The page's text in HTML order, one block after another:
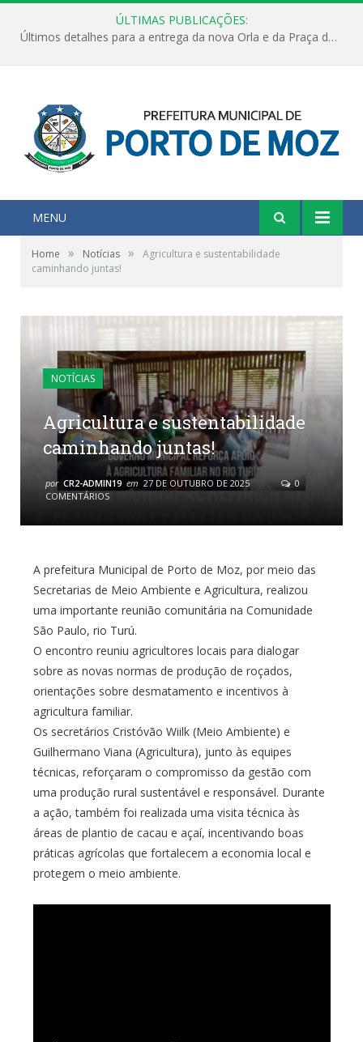
ÚLTIMAS PUBLICAÇÕES:
Últimos detalhes para a entrega da nova Orla e da Praça do Praião
MENU
Home » Notícias »
Agricultura e sustentabilidade
caminhando juntas!
NOTÍCIAS
Agricultura e sustentabilidade
caminhando juntas!
por CR2-ADMIN19 em 27 DE OUTUBRO DE 2025
0
COMENTÁRIOS
A prefeitura Municipal de Porto de Moz, por meio das
Secretarias de Meio Ambiente e Agricultura, realizou
uma importante reunião comunitária na Comunidade
São Paulo, rio Turú.
O encontro reuniu agricultores locais para dialogar
sobre as novas normas de produção de roçados,
orientações sobre desmatamento e incentivos à
agricultura familiar.
Os secretários Cristóvão Wiilk (Meio Ambiente) e
Guilhermano Viana (Agricultura), junto às equipes
técnicas, reforçaram o compromisso da gestão com
uma produção rural sustentável e responsável. Durante
a ação, também foi realizada uma visita técnica às
áreas de plantio de cacau e açaí, incentivando boas
práticas agrícolas que fortalecem a economia local e
protegem o meio ambiente.